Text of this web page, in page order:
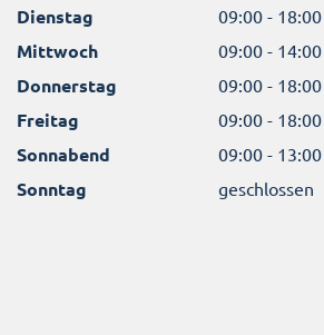
Dienstag 09:00 -
Mittwoch 09:00 -
Donnerstag 09:00 -
Freitag 09:00 -
Sonnabend 09:00 -
Sonntag geschlossen